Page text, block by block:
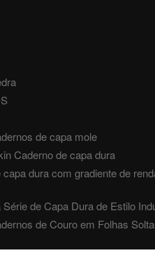
de capa mole
Caderno de capa dura
capa dura com gradiente de
de Capa Dura de Estilo
de Couro em Folhas